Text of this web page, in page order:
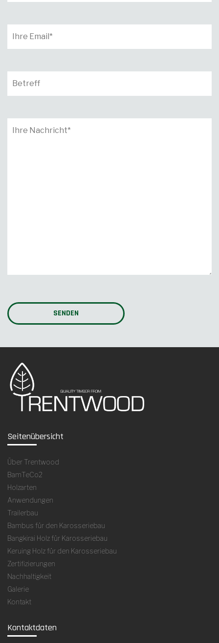
Seitenübersicht
Über Trentwood
BamTeCo2
Holzarten
Anwendungen
Trailerbau
Bambus für den Karosseriebau
Bangkirai Holz für Karosseriebau
Keruing Holz für den Karosseriebau
Zertifizierungen
Nachhaltigkeit
Galerie
Kontakt
Kontaktdaten